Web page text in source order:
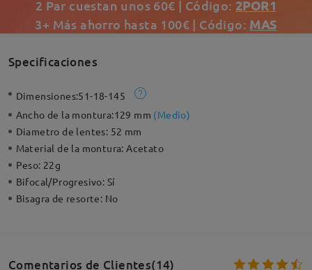
2 Par cuestan unos 60€ | Código: 2POR1
3+ Más ahorro hasta 100€ | Código: MAS
Specificaciones
Dimensiones:51-18-145
Ancho de la montura:129 mm (Medio)
Diametro de lentes: 52 mm
Material de la montura:Acetato
Peso: 22g
Bifocal/Progresivo: Sí
Bisagra de resorte: No
Comentarios de Clientes(14)